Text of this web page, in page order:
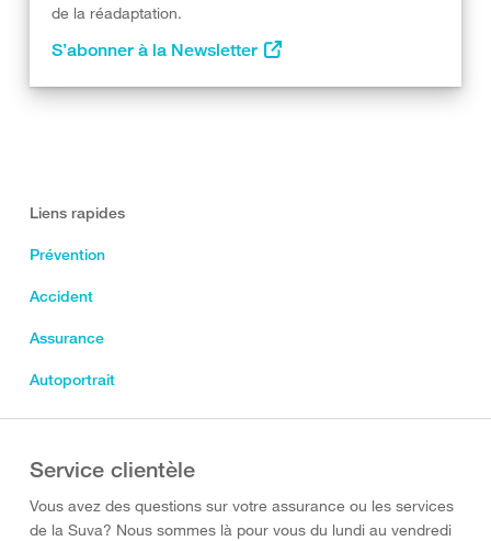
de la réadaptation.
S’abonner à la Newsletter
Liens rapides
Prévention
Accident
Assurance
Autoportrait
Service clientèle
Vous avez des questions sur votre assurance ou les services
de la Suva? Nous sommes là pour vous du lundi au vendredi